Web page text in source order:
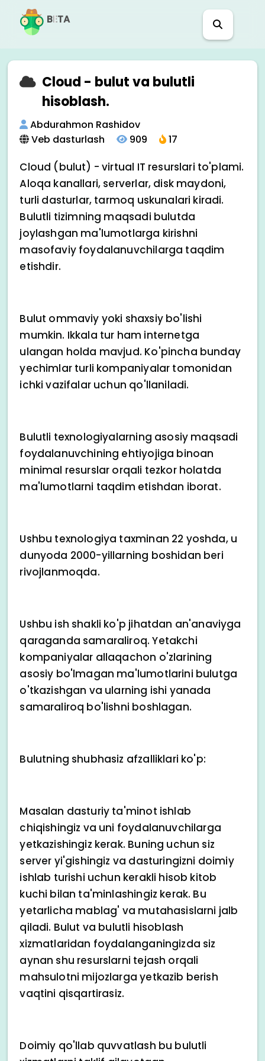
BETA
Cloud - bulut va bulutli
hisoblash.
Abdurahmon Rashidov
Veb dasturlash
909 17
Cloud (bulut) - virtual IT resurslari to'plami.
Aloqa kanallari, serverlar, disk maydoni,
turli dasturlar, tarmoq uskunalari kiradi.
Bulutli tizimning maqsadi bulutda
joylashgan ma'lumotlarga kirishni
masofaviy foydalanuvchilarga taqdim
etishdir.
Bulut ommaviy yoki shaxsiy bo'lishi
mumkin. Ikkala tur ham internetga
ulangan holda mavjud. Ko'pincha bunday
yechimlar turli kompaniyalar tomonidan
ichki vazifalar uchun qo'llaniladi.
Bulutli texnologiyalarning asosiy maqsadi
foydalanuvchining ehtiyojiga binoan
minimal resurslar orqali tezkor holatda
ma'lumotlarni taqdim etishdan iborat.
Ushbu texnologiya taxminan 22 yoshda, u
dunyoda 2000-yillarning boshidan beri
rivojlanmoqda.
Ushbu ish shakli ko'p jihatdan an'anaviyga
qaraganda samaraliroq. Yetakchi
kompaniyalar allaqachon o'zlarining
asosiy bo'lmagan ma'lumotlarini bulutga
o'tkazishgan va ularning ishi yanada
samaraliroq bo'lishni boshlagan.
Bulutning shubhasiz afzalliklari ko'p:
Masalan dasturiy ta'minot ishlab
chiqishingiz va uni foydalanuvchilarga
yetkazishingiz kerak. Buning uchun siz
server yi'gishingiz va dasturingizni doimiy
ishlab turishi uchun kerakli hisob kitob
kuchi bilan ta'minlashingiz kerak. Bu
yetarlicha mablag' va mutahasislarni jalb
qiladi. Bulut va bulutli hisoblash
xizmatlaridan foydalanganingizda siz
aynan shu resurslarni tejash orqali
mahsulotni mijozlarga yetkazib berish
vaqtini qisqartirasiz.
Doimiy qo'llab quvvatlash bu bulutli